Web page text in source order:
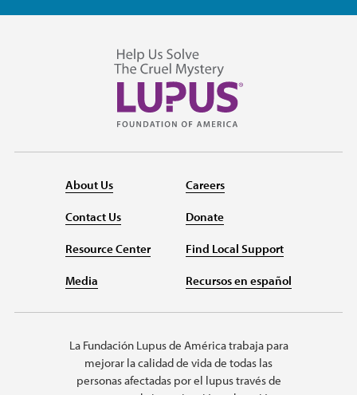
About Us
Contact Us
Resource Center
Media
Careers
Donate
Find Local Support
Recursos en español
La Fundación Lupus de América trabaja para
mejorar la calidad de vida de todas las
personas afectadas por el lupus través de